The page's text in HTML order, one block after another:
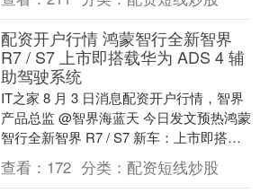
力脱颖而出。在这些....
配资开户行情 鸿蒙智行全新智界
R7 / S7 上市即搭载华为 ADS 4 辅
助驾驶系统
IT之家 8 月 3 日消息配资开户行情，智界
产品总监 @智界海蓝天 今日发文预热鸿蒙
智行全新智界 R7 / S7 新车：上市即搭载
华为 ADS 4 辅助驾驶系....
查看： 172 分类： 配资短线炒股